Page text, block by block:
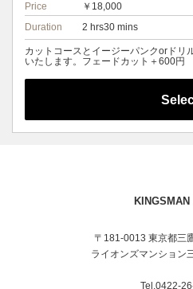
Price
￥18,000
Duration
2 hrs30 mins
カットコースとイージーパンクorドリ
いたします。フェードカット＋600円
KINGSMAN
〒181-0013 東京都三
ライオンズマンション
Tel.0422-